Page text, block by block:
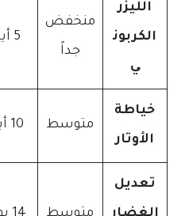
الليزر
الكربون
ي
منخفض
جداً
5 أيام
خياطة
الأوتار
متوسط 10 أيام
تعديل